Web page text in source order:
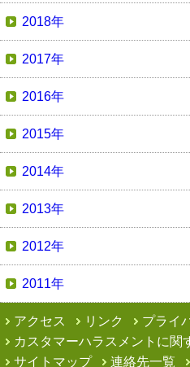
2018年
2017年
2016年
2015年
2014年
2013年
2012年
2011年
アクセス リンク
プライ
カスタマーハラスメントに関
サイトマップ
連絡先一覧